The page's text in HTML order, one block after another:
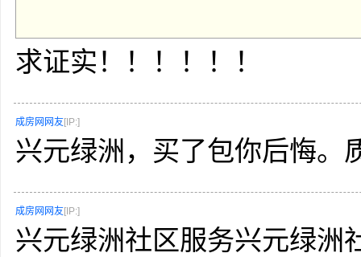
求证实！！！！！！
成房网网友[IP:]
兴元绿洲，买了包你后悔。
成房网网友[IP:]
兴元绿洲社区服务兴元绿洲